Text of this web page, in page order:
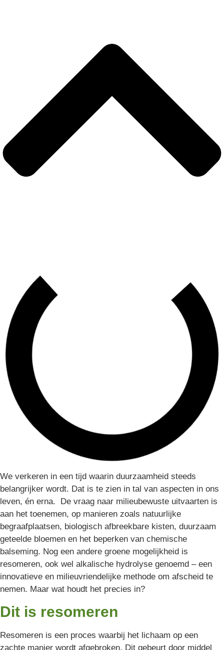
We verkeren in een tijd waarin duurzaamheid steeds
belangrijker wordt. Dat is te zien in tal van aspecten in ons
leven, én erna. De vraag naar milieubewuste uitvaarten is
aan het toenemen, op manieren zoals natuurlijke
begraafplaatsen, biologisch afbreekbare kisten, duurzaam
geteelde bloemen en het beperken van chemische
balseming. Nog een andere groene mogelijkheid is
resomeren, ook wel alkalische hydrolyse genoemd – een
innovatieve en milieuvriendelijke methode om afscheid te
nemen. Maar wat houdt het precies in?
Dit is resomeren
Resomeren is een proces waarbij het lichaam op een
zachte manier wordt afgebroken. Dit gebeurt door middel